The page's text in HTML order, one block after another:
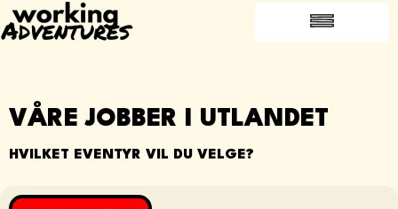
VÅRE JOBBER I UTLANDET
HVILKET EVENTYR VIL DU VELGE?